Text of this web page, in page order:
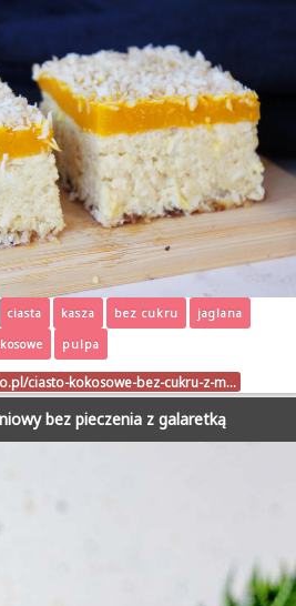
ciasta kasza bez cukru
jaglana
pulpa
ciasto-kokosowe-bez-cukru-z-m…
bez pieczenia z galaretką